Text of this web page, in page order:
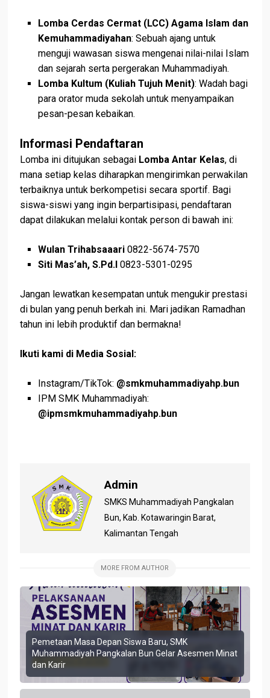
Lomba Cerdas Cermat (LCC) Agama Islam dan
Kemuhammadiyahan: Sebuah ajang untuk
menguji wawasan siswa mengenai nilai-nilai Islam
dan sejarah serta pergerakan Muhammadiyah.
Lomba Kultum (Kuliah Tujuh Menit): Wadah bagi
para orator muda sekolah untuk menyampaikan
pesan-pesan kebaikan.
Informasi Pendaftaran
Lomba ini ditujukan sebagai Lomba Antar Kelas, di
mana setiap kelas diharapkan mengirimkan perwakilan
terbaiknya untuk berkompetisi secara sportif. Bagi
siswa-siswi yang ingin berpartisipasi, pendaftaran
dapat dilakukan melalui kontak person di bawah ini:
Wulan Trihabsaaari 0822-5674-7570
Siti Mas’ah, S.Pd.I 0823-5301-0295
Jangan lewatkan kesempatan untuk mengukir prestasi
di bulan yang penuh berkah ini. Mari jadikan Ramadhan
tahun ini lebih produktif dan bermakna!
Ikuti kami di Media Sosial:
Instagram/TikTok: @smkmuhammadiyahp.bun
IPM SMK Muhammadiyah:
@ipmsmkmuhammadiyahp.bun
Admin
SMKS Muhammadiyah Pangkalan
Bun, Kab. Kotawaringin Barat,
Kalimantan Tengah
MORE FROM AUTHOR
Pemetaan Masa Depan Siswa Baru, SMK
Muhammadiyah Pangkalan Bun Gelar Asesmen Minat
dan Karir